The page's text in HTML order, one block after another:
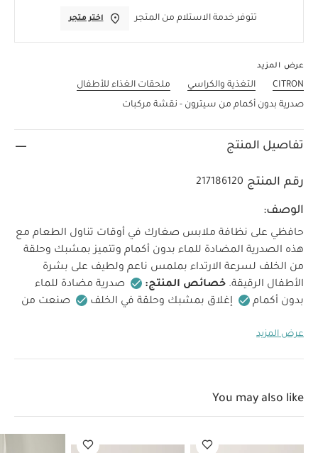
تتوفر خدمة الاستلام من المتجر اختر متجر
عرض المزيد
CITRON التغذية والكراسي
ملحقات الغذاء للأطفال
صدرية بدون أكمام من سيترون - نقشة مركبات
تفاصيل المنتج
رقم المنتج 217186120
الوصف:
حافظي على نظافة ملابس صغارك في أوقات تناول الطعام مع
هذه الصدرية المضادة للماء بدون أكمام وتتميز بمشبك وحلقة
من الخلف لسرعة الارتداء بملمس ناعم ولطيف على بشرة
الأطفال الرقيقة. خصائص المنتج:
صدرية مضادة للماء
بدون أكمام
إغلاق بمشبك وحلقة في الخلف
صنعت من
أ
طقم ألبسة قطعة واحدة بأكمام قصيرة قماش عضوي بلون أبيض
عرض المزيد
You may also like